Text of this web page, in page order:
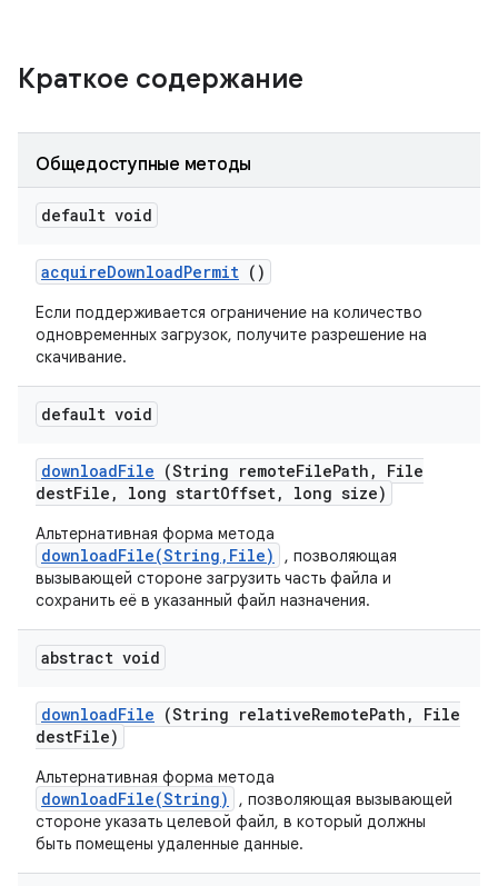
Краткое содержание
Общедоступные методы
default void
acquireDownloadPermit ()
Если поддерживается ограничение на количество
одновременных загрузок, получите разрешение на
скачивание.
default void
downloadFile (String remoteFilePath ,
File
destFile , long startOffset, long size)
Альтернативная форма метода
downloadFile(String,File)
, позволяющая
вызывающей стороне загрузить часть файла и
сохранить её в указанный файл назначения.
abstract void
downloadFile (String relativeRemotePath ,
File
destFile)
Альтернативная форма метода
downloadFile(String)
, позволяющая вызывающей
стороне указать целевой файл, в который должны
быть помещены удаленные данные.